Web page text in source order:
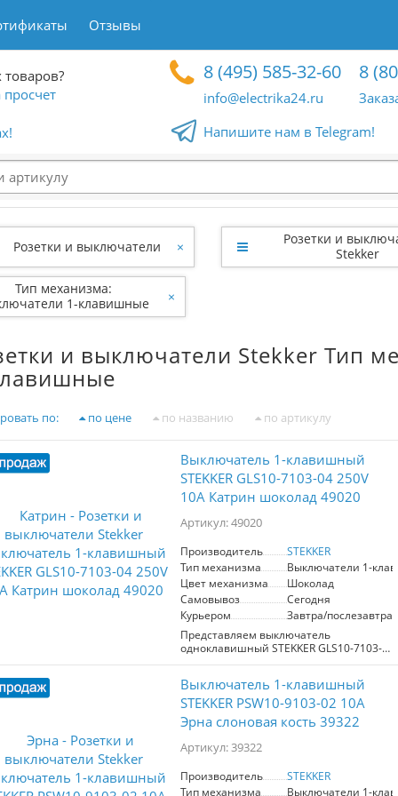
Отзывы
8 (495) 585-32-60
info@electrika24.ru
8
Напишите нам в Telegram!
Розетки и выключатели ×
Розетки и
Stekker
Тип механизма:
1-клавишные
×
и выключатели Stekker Тип
по: по цене по названию по артикулу
Выключатель 1-клавишный
STEKKER GLS10-7103-04 250V
10А Катрин шоколад 49020
Артикул: 49020
Производитель
STEKKER
Тип механизма
Выключатели 1-
Цвет механизма
Шоколад
Самовывоз
Сегодня
Курьером
Завтра/послезавтра
Представляем выключатель
одноклавишный STEKKER GLS10-7103-
04 из серии Катрин, артикул 49020.
продукт идеально подходит для
скрытой установки, благодаря своим
компактным размерам 55x55x35 мм.
Выполненный в элегантном
шоколадном цвете, он станет
привлекательным элементом в любом
качественного поликарбоната и с
Выключатель 1-клавишный
STEKKER PSW10-9103-02 10А
Эрна слоновая кость 39322
Артикул: 39322
Производитель
STEKKER
Тип механизма
Выключатели 1-